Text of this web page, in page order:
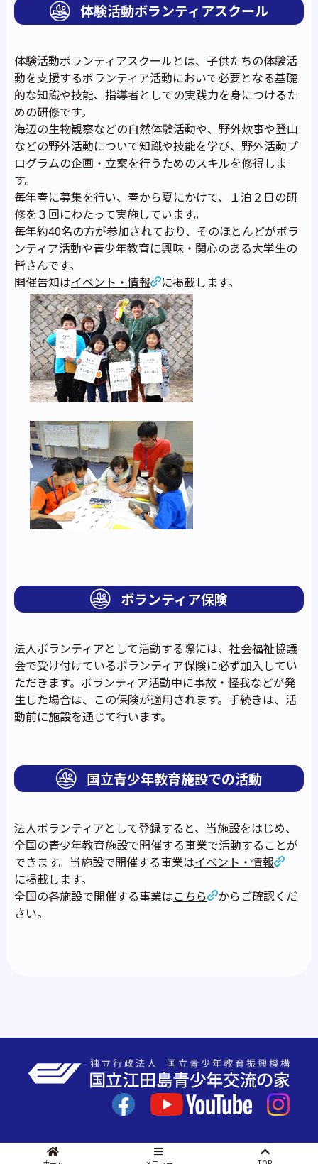
体験活動ボランティアスクール
体験活動ボランティアスクールとは、子供たちの体験活
動を支援するボランティア活動において必要となる基礎
的な知識や技能、指導者としての実践力を身につけるた
めの研修です。
海辺の生物観察などの自然体験活動や、野外炊事や登山
などの野外活動について知識や技能を学び、野外活動プ
ログラムの企画・立案を行うためのスキルを修得しま
す。
毎年春に募集を行い、春から夏にかけて、１泊２日の研
修を３回にわたって実施しています。
毎年約40名の方が参加されており、そのほとんどがボラ
ンティア活動や青少年教育に興味・関心のある大学生の
皆さんです。
開催告知はイベント・情報 に掲載します。
ボランティア保険
法人ボランティアとして活動する際には、社会福祉協議
会で受け付けているボランティア保険に必ず加入してい
ただきます。ボランティア活動中に事故・怪我などが発
生した場合は、この保険が適用されます。手続きは、活
動前に施設を通じて行います。
国立青少年教育施設での活動
法人ボランティアとして登録すると、当施設をはじめ、
全国の青少年教育施設で開催する事業で活動することが
できます。当施設で開催する事業はイベント・情報
に掲載します。
全国の各施設で開催する事業はこちら
からご確認くだ
さい。